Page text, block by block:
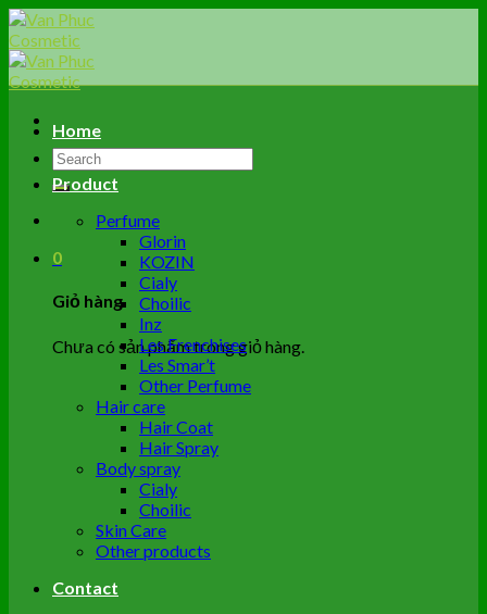
Skip
to
content
Tìm
kiếm:
0
Giỏ hàng
Chưa có sản phẩm trong giỏ hàng.
Home
Product
Perfume
Glorin
KOZIN
Cialy
Choilic
Inz
Les Frenchises
Les Smar’t
Other Perfume
Hair care
Hair Coat
Hair Spray
Body spray
Cialy
Choilic
Skin Care
Other products
Contact